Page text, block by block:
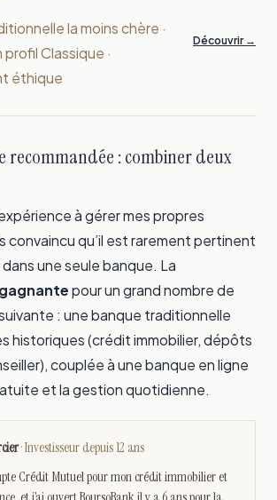
la moins chère ·
Classique ·
éthique
Découvrir →
recommandée : combiner deux
à gérer mes propres
convaincu qu’il est rarement pertinent
une seule banque. La
pour un grand nombre de
: une banque traditionnelle
historiques (crédit immobilier, dépôts
couplée à une banque en ligne
et la gestion quotidienne.
· Investisseur depuis 12 ans
Crédit Mutuel pour mon crédit immobilier et